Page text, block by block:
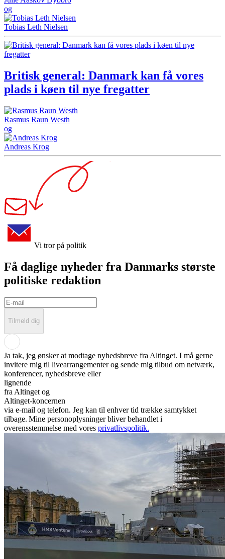
og
Tobias Leth Nielsen
Britisk general: Danmark kan få vores
plads i køen til nye fregatter
Rasmus Raun Westh
og
Andreas Krog
Vi tror på politik
Få daglige nyheder fra Danmarks største
politiske redaktion
Tilmeld dig
Ja tak, jeg ønsker at modtage nyhedsbreve fra Altinget. I må gerne
invitere mig til livearrangementer og sende mig tilbud om netværk,
konferencer, nyhedsbreve eller
lignende
fra Altinget og
Altinget-koncernen
via e-mail og telefon. Jeg kan til enhver tid trække samtykket
tilbage. Mine personoplysninger bliver behandlet i
overensstemmelse med vores privatlivspolitik.